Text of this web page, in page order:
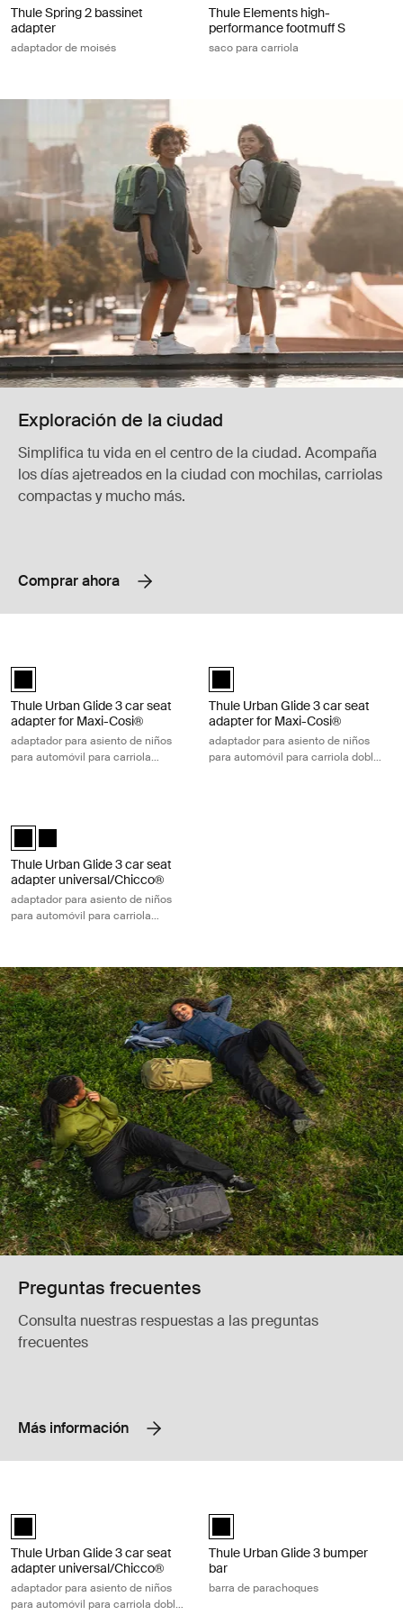
Thule Spring 2 bassinet
adapter
adaptador de moisés
Thule Elements high-
performance footmuff S
saco para carriola
Exploración de la ciudad
Simplifica tu vida en el centro de la ciudad. Acompaña
los días ajetreados en la ciudad con mochilas, carriolas
compactas y mucho más.
Comprar ahora
Thule Urban Glide 3 car seat adapter single Maxi-Cosi® Negro
Thule Urban Glide 3 car seat
adapter for Maxi-Cosi®
adaptador para asiento de niños
para automóvil para carriola
Thule Urban Glide 3 car seat
Thule Urban Glide 3 car seat
adapter for Maxi-Cosi®
adaptador para asiento de niños
para automóvil para carriola doble
Thule Urban Glide 3 car seat adapter single universal/Chicco®
Thule Urban Glide 3 car seat adapter double universal/Chicco®
Thule Urban Glide 3 car seat
adapter universal/Chicco®
adaptador para asiento de niños
para automóvil para carriola
Preguntas frecuentes
Consulta nuestras respuestas a las preguntas
frecuentes
Más información
Thule Urban Glide 3 car seat adapter double universal/Chicco®
Thule Urban Glide 3 car seat
adapter universal/Chicco®
adaptador para asiento de niños
para automóvil para carriola doble
Thule Urban Glide 3 bumper bar
Thule Urban Glide 3 bumper
bar
barra de parachoques